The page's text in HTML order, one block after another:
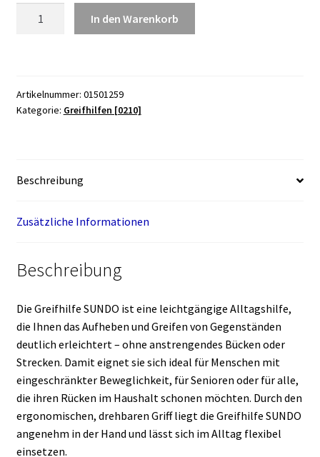
In den Warenkorb
Artikelnummer: 01501259
Kategorie: Greifhilfen [0210]
Beschreibung
Zusätzliche Informationen
Beschreibung
Die Greifhilfe SUNDO ist eine leichtgängige Alltagshilfe,
die Ihnen das Aufheben und Greifen von Gegenständen
deutlich erleichtert – ohne anstrengendes Bücken oder
Strecken. Damit eignet sie sich ideal für Menschen mit
eingeschränkter Beweglichkeit, für Senioren oder für alle,
die ihren Rücken im Haushalt schonen möchten. Durch den
ergonomischen, drehbaren Griff liegt die Greifhilfe SUNDO
angenehm in der Hand und lässt sich im Alltag flexibel
einsetzen.